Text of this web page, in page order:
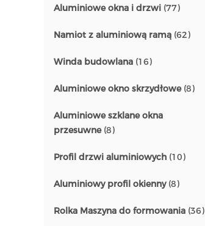
Aluminiowe okna i drzwi (77)
Namiot z aluminiową ramą (62)
Winda budowlana (16)
Aluminiowe okno skrzydłowe(8)
Aluminiowe szklane okna
przesuwne(8)
Profil drzwi aluminiowych (10)
Aluminiowy profil okienny(8)
Rolka Maszyna do formowania (36)